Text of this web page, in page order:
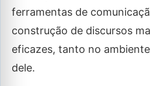
ferramentas de
construção de discursos
eficazes, tanto no
dele.